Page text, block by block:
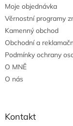
Moje objednávka
Věrnostní programy
Kamenný obchod
Obchodní a
Podmínky ochrany
O MNĚ
O nás
Kontakt